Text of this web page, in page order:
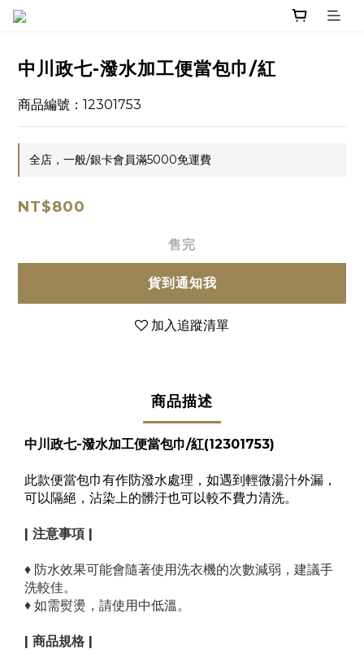
中川政七-潑水加工便當包巾/紅
商品編號：12301753
全店，一般/銀卡會員滿5000免運費
NT$800
售完
貨到通知我
加入追蹤清單
商品描述
中川政七-潑水加工便當包巾/紅(12301753)
此款便當包巾有作防潑水處理，如遇到輕微湯汁外漏，
可以隔絕，沾染上的髒汙也可以較不費力清洗。
| 注意事項 |
♦ 防水效果可能會隨著使用洗衣機的次數減弱，建議手
洗較佳。
♦ 如需熨燙，請使用中低溫。
| 商品規格 |